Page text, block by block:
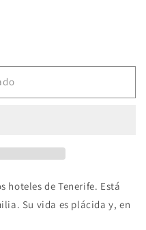
hoteles de Tenerife. Está
Su vida es plácida y, en